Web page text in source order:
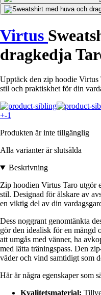
Virtus
dragkedja
Upptäck den zip hoodie
stil och praktiskhet för din
+-1
Produkten är inte tillgänglig
Alla varianter är slutsålda
Beskrivning
Zip hoodien Virtus Taro utgör
stil. Designad för älskare av
en viktig del av din
Dess noggrant genomtänkta
gör den idealisk för en mängd
att umgås med vänner, ha
med lätta träningspass. Den
väder och vind samtidigt som
Här är några egenskaper som
Kvalitetsmaterial: